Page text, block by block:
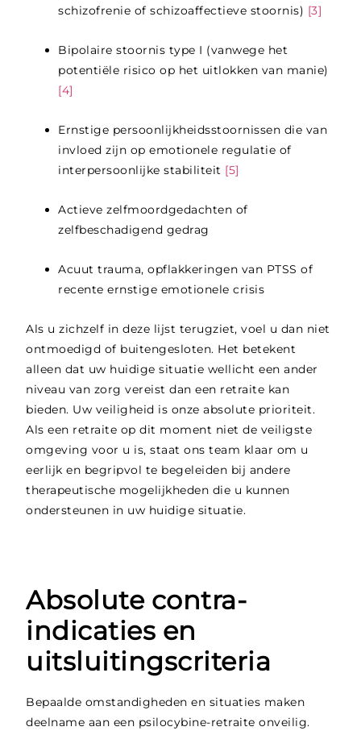
schizofrenie of schizoaffectieve stoornis) [3]
Bipolaire stoornis type I (vanwege het
potentiële risico op het uitlokken van manie)
[4]
Ernstige persoonlijkheidsstoornissen die van
invloed zijn op emotionele regulatie of
interpersoonlijke stabiliteit [5]
Actieve zelfmoordgedachten of
zelfbeschadigend gedrag
Acuut trauma, opflakkeringen van PTSS of
recente ernstige emotionele crisis
Als u zichzelf in deze lijst terugziet, voel u dan niet
ontmoedigd of buitengesloten. Het betekent
alleen dat uw huidige situatie wellicht een ander
niveau van zorg vereist dan een retraite kan
bieden. Uw veiligheid is onze absolute prioriteit.
Als een retraite op dit moment niet de veiligste
omgeving voor u is, staat ons team klaar om u
eerlijk en begripvol te begeleiden bij andere
therapeutische mogelijkheden die u kunnen
ondersteunen in uw huidige situatie.
Absolute contra-
indicaties en
uitsluitingscriteria
Bepaalde omstandigheden en situaties maken
deelname aan een psilocybine-retraite onveilig.